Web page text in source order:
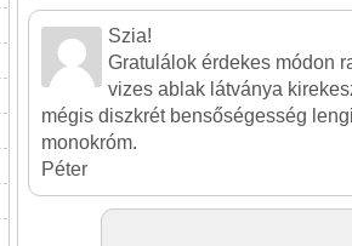
Szia!
Gratulálok érdekes módon
vizes ablak látványa
mégis diszkrét bensőségesség
monokróm.
Péter